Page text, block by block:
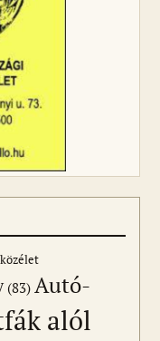
(83) Autó-
alól